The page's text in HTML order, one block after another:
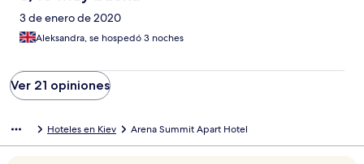
3 de enero de 2020
Aleksandra, se hospedó 3 noches
Ver 21 opiniones
Hoteles en Kiev Arena Summit Apart Hotel